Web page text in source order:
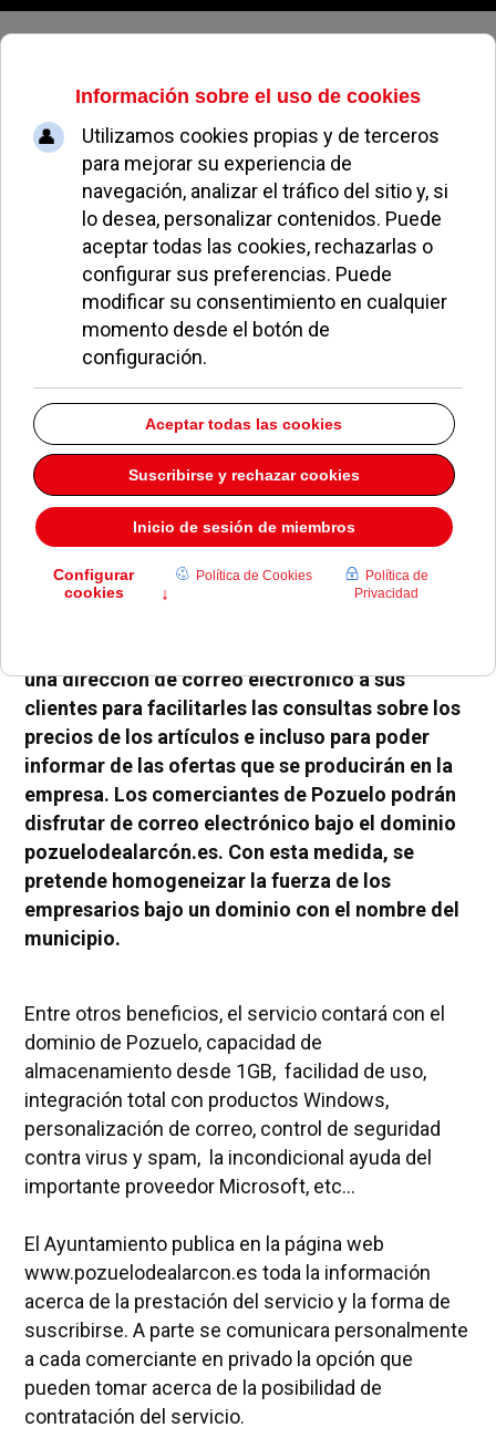
Viernes, 07 de agosto de 2026
Una dirección de correo
electrónico gratuito para los
comerciantes
ÁLVARO GONZÁLEZ NOTICIAS DE POZUELO 15 ENERO 2008
una dirección de correo electrónico a sus
clientes para facilitarles las consultas sobre los
precios de los artículos e incluso para poder
informar de las ofertas que se producirán en la
empresa. Los comerciantes de Pozuelo podrán
disfrutar de correo electrónico bajo el dominio
pozuelodealarcón.es. Con esta medida, se
pretende homogeneizar la fuerza de los
empresarios bajo un dominio con el nombre del
municipio.
Entre otros beneficios, el servicio contará con el
dominio de Pozuelo, capacidad de
almacenamiento desde 1GB, facilidad de uso,
integración total con productos Windows,
personalización de correo, control de seguridad
contra virus y spam, la incondicional ayuda del
importante proveedor Microsoft, etc…
El Ayuntamiento publica en la página web
www.pozuelodealarcon.es toda la información
acerca de la prestación del servicio y la forma de
suscribirse. A parte se comunicara personalmente
a cada comerciante en privado la opción que
pueden tomar acerca de la posibilidad de
contratación del servicio.